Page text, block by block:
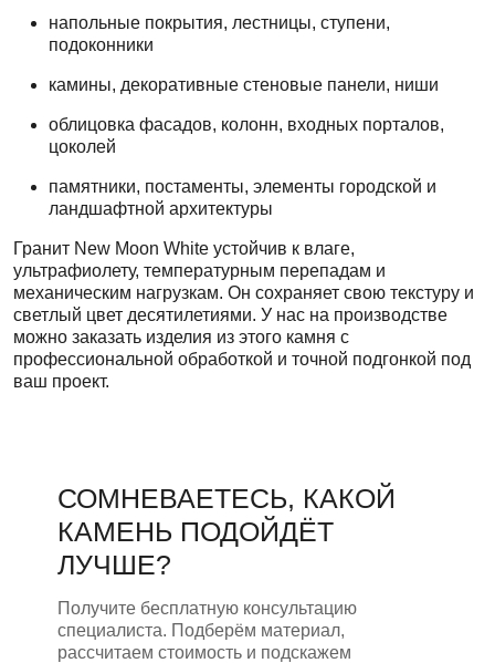
напольные покрытия, лестницы, ступени,
подоконники
камины, декоративные стеновые панели, ниши
облицовка фасадов, колонн, входных порталов,
цоколей
памятники, постаменты, элементы городской и
ландшафтной архитектуры
Гранит New Moon White устойчив к влаге,
ультрафиолету, температурным перепадам и
механическим нагрузкам. Он сохраняет свою текстуру и
светлый цвет десятилетиями. У нас на производстве
можно заказать изделия из этого камня с
профессиональной обработкой и точной подгонкой под
ваш проект.
СОМНЕВАЕТЕСЬ, КАКОЙ
КАМЕНЬ ПОДОЙДЁТ
ЛУЧШЕ?
Получите бесплатную консультацию
специалиста. Подберём материал,
рассчитаем стоимость и подскажем